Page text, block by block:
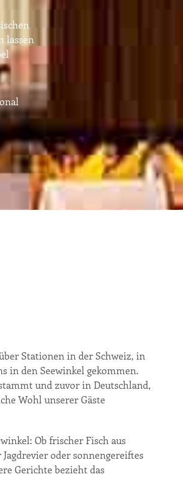
lassen
Stationen in der Schweiz, in
in den Seewinkel gekommen.
und zuvor in Deutschland,
Wohl unserer Gäste
Ob frischer Fisch aus
oder sonnengereiftes
Gerichte bezieht das